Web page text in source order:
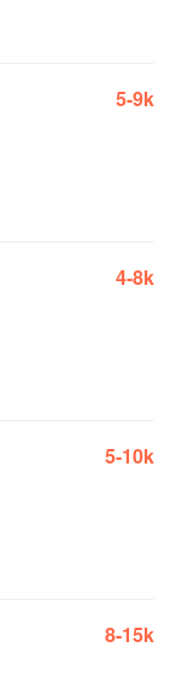
5-9k
4-8k
5-10k
8-15k